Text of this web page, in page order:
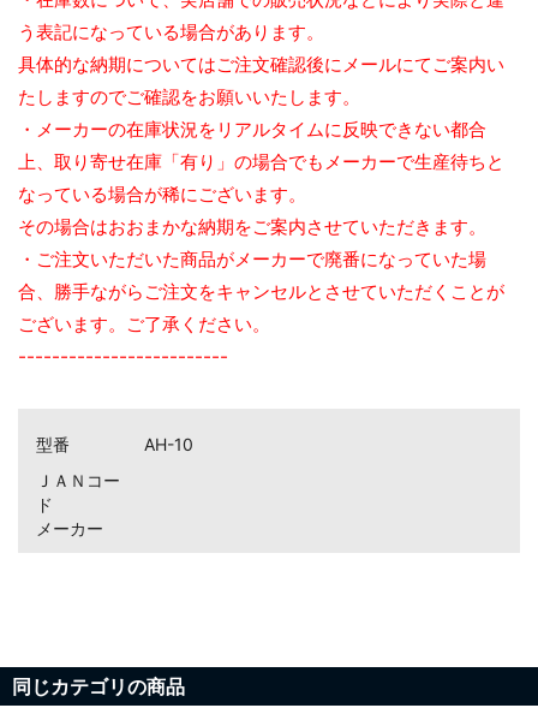
う表記になっている場合があります。
具体的な納期についてはご注文確認後にメールにてご案内い
たしますのでご確認をお願いいたします。
・メーカーの在庫状況をリアルタイムに反映できない都合
上、取り寄せ在庫「有り」の場合でもメーカーで生産待ちと
なっている場合が稀にございます。
その場合はおおまかな納期をご案内させていただきます。
・ご注文いただいた商品がメーカーで廃番になっていた場
合、勝手ながらご注文をキャンセルとさせていただくことが
ございます。ご了承ください。
-------------------------
型番
AH-10
ＪＡＮコー
ド
メーカー
同じカテゴリの商品